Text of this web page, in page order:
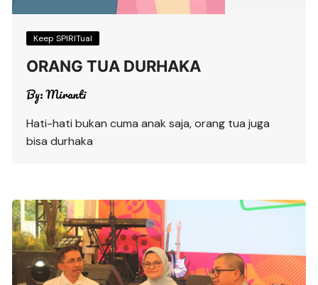
Keep SPIRITual
ORANG TUA DURHAKA
By:Miranti
Hati-hati bukan cuma anak saja, orang tua juga
bisa durhaka